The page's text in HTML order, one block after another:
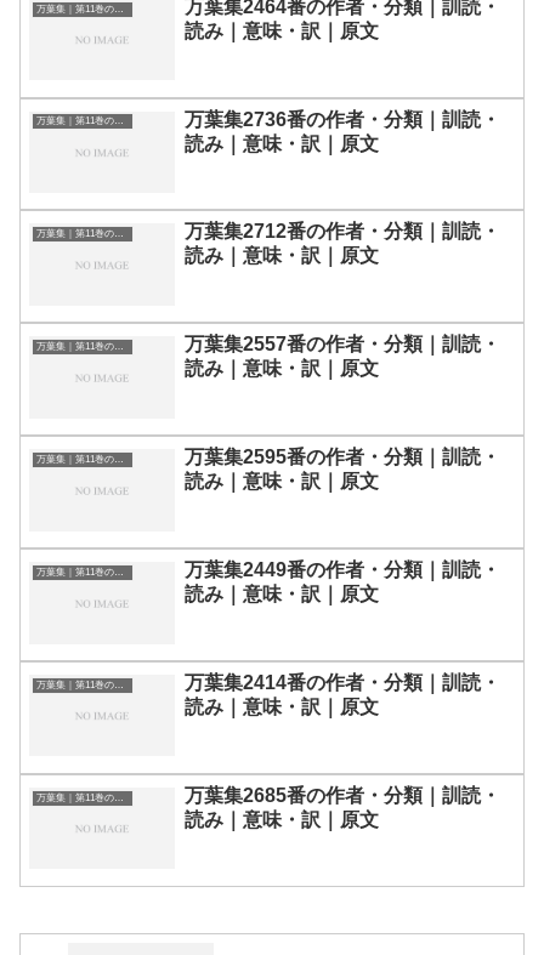
万葉集｜第11巻の和歌一覧
万葉集2464番の作者・分類｜訓読・
読み｜意味・訳｜原文
万葉集｜第11巻の和歌一覧
万葉集2736番の作者・分類｜訓読・
読み｜意味・訳｜原文
万葉集｜第11巻の和歌一覧
万葉集2712番の作者・分類｜訓読・
読み｜意味・訳｜原文
万葉集｜第11巻の和歌一覧
万葉集2557番の作者・分類｜訓読・
読み｜意味・訳｜原文
万葉集｜第11巻の和歌一覧
万葉集2595番の作者・分類｜訓読・
読み｜意味・訳｜原文
万葉集｜第11巻の和歌一覧
万葉集2449番の作者・分類｜訓読・
読み｜意味・訳｜原文
万葉集｜第11巻の和歌一覧
万葉集2414番の作者・分類｜訓読・
読み｜意味・訳｜原文
万葉集｜第11巻の和歌一覧
万葉集2685番の作者・分類｜訓読・
読み｜意味・訳｜原文